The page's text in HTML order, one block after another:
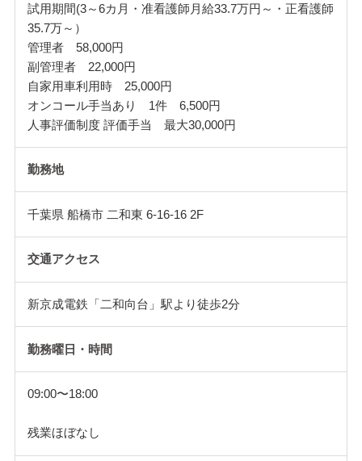
試用期間(3～6カ月・准看護師月給33.7万円～・正看護師
35.7万～）
管理者 58,000円
副管理者 22,000円
自家用車利用時 25,000円
オンコール手当あり 1件 6,500円
人事評価制度 評価手当 最大30,000円
勤務地
千葉県 船橋市 二和東 6-16-16 2F
交通アクセス
新京成電鉄「二和向台」駅より徒歩2分
勤務曜日・時間
09:00〜18:00
残業ほぼなし